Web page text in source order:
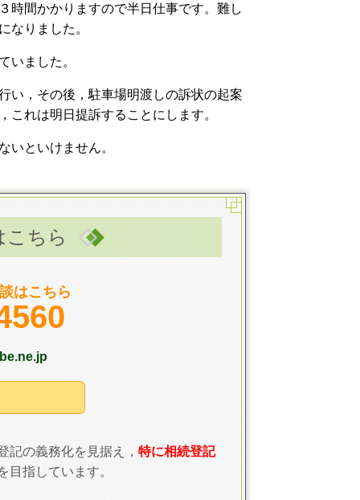
時間かかりますので半日仕事です。難し
なりました。
いました。
い，その後，駐車場明渡しの訴状の起案
れは明日提訴することにします。
いといけません。
こちら
はこちら
記の義務化を見据え， 特に相続登記
目指しています。